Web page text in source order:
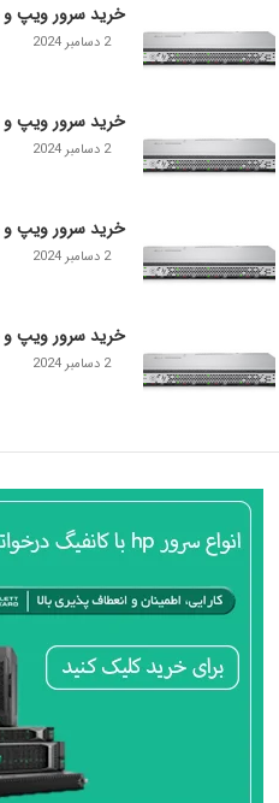
د
ر
ن
د
ه
م
ر
س
خرید سرور ویپ و
2 دسامبر 2024
خرید سرور ویپ و
2 دسامبر 2024
خرید سرور ویپ و
2 دسامبر 2024
خرید سرور ویپ و
2 دسامبر 2024